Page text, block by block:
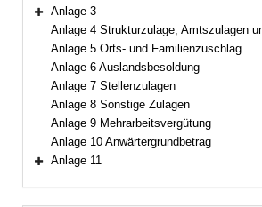
Bereich erweitern
Anlage 3
Anlage 4 Strukturzulage, Amtszulagen und Zulagen
Anlage 5 Orts- und Familienzuschlag
Anlage 6 Auslandsbesoldung
Anlage 7 Stellenzulagen
Anlage 8 Sonstige Zulagen
Anlage 9 Mehrarbeitsvergütung
Anlage 10 Anwärtergrundbetrag
Anlage 11